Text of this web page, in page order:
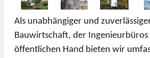
Als unabhängiger und
Bauwirtschaft, der
öffentlichen Hand bieten wir